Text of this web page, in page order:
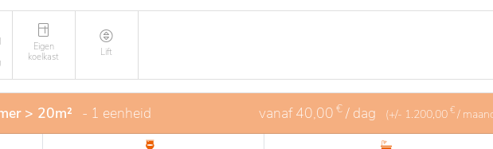
Eigen
koelkast
Lift
> 20m² - 1 eenheid vanaf40,00 € / dag (+/- 1.200,00 € /